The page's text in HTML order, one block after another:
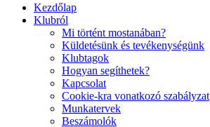
Kezdőlap
Klubról
Mi történt mostanában?
Küldetésünk és tevékenységünk
Klubtagok
Hogyan segíthetek?
Kapcsolat
Cookie-kra vonatkozó szabályzat
Munkatervek
Beszámolók